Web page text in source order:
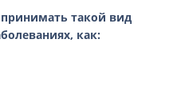
такой вид
как: